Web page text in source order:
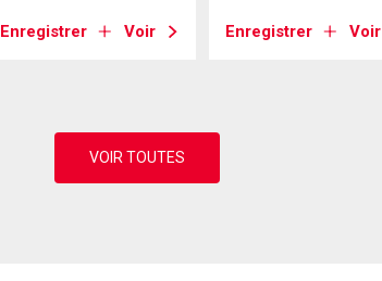
Enregistrer Voir Enregistrer Voir